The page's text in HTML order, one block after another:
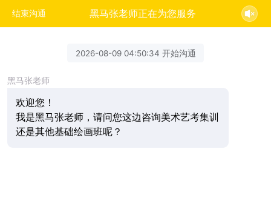
结束沟通 黑马张老师正在为您服务
2026-08-09 04:50:34 开始沟通
黑马张老师
欢迎您！
我是黑马张老师，请问您这边咨询美术艺考集训
还是其他基础绘画班呢？